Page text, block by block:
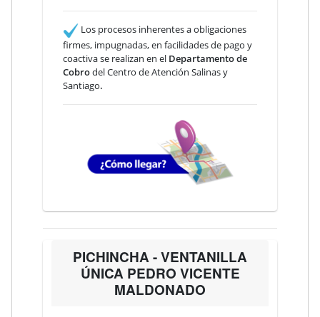
Los procesos inherentes a obligaciones
firmes, impugnadas, en facilidades de pago y
coactiva se realizan en el Departamento de
Cobrodel Centro de Atención Salinas y
Santiago.
PICHINCHA - VENTANILLA
ÚNICA PEDRO VICENTE
MALDONADO